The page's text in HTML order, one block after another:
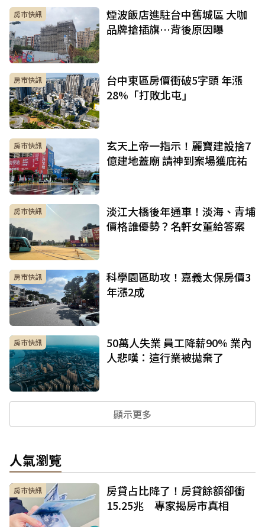
房市快訊
煙波飯店進駐台中舊城區 大咖
品牌搶插旗…背後原因曝
房市快訊
台中東區房價衝破5字頭 年漲
28%「打敗北屯」
房市快訊
玄天上帝一指示！麗寶建設捨7
億建地蓋廟 請神到案場獲庇祐
房市快訊
淡江大橋後年通車！淡海、青埔
價格誰優勢？名軒女董給答案
房市快訊
科學園區助攻！嘉義太保房價3
年漲2成
房市快訊
50萬人失業 員工降薪90% 業內
人悲嘆：這行業被拋棄了
顯示更多
人氣瀏覽
房市快訊
房貸占比降了！房貸餘額卻衝
15.25兆 專家揭房市真相